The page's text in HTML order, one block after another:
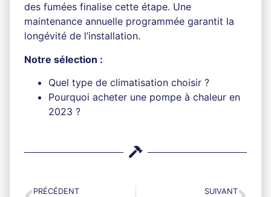
des fumées finalise cette étape. Une
maintenance annuelle programmée garantit la
longévité de l’installation.
Notre sélection :
Quel type de climatisation choisir ?
Pourquoi acheter une pompe à chaleur en
2023 ?
PRÉCÉDENT SUIVANT